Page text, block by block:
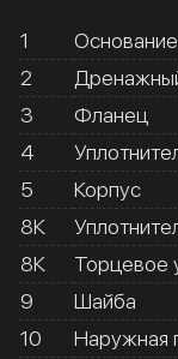
1
Основание
2
3
Фланец
4
5
Корпус
8К
8К
Торцевое
9
Шайба
10
Наружная